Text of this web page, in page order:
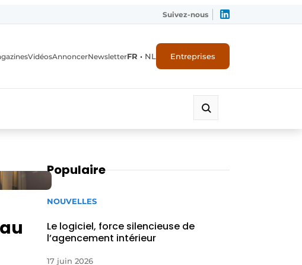
Suivez-nous
VidéosAnnoncerNewsletterFR • NL Entreprises
Populaire
NOUVELLES
Le logiciel, force silencieuse de
l’agencement intérieur
17 juin 2026